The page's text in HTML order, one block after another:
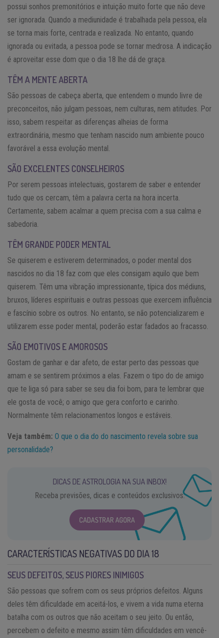
possui sonhos premonitórios e intuição muito forte que não deve
ser ignorada. Quando a mediunidade é trabalhada pela pessoa, ela
se torna mais forte, centrada e realizada. No entanto, quando
ignorada ou evitada, a pessoa pode se tornar medrosa. A indicação
é aproveitar esse dom que o dia 18 lhe dá de graça.
TÊM A MENTE ABERTA
São pessoas de cabeça aberta, que entendem o mundo livre de
preconceitos, não julgam pessoas, nem culturas, nem atitudes. Por
isso, sabem respeitar as diferenças alheias de forma
extraordinária, mesmo que tenham nascido num ambiente pouco
favorável a essa evolução mental.
SÃO EXCELENTES CONSELHEIROS
Por serem pessoas intelectuais, gostarem de saber e entender
tudo que os cercam, têm a palavra certa na hora incerta.
Certamente, sabem acalmar a quem precisa com a sua calma e
sabedoria.
TÊM GRANDE PODER MENTAL
Se quiserem e estiverem determinados, o poder mental dos
nascidos no dia 18 faz com que eles consigam aquilo que bem
quiserem. Têm uma vibração impressionante, típica dos médiuns,
bruxos, líderes espirituais e outras pessoas que exercem influência
e fascínio sobre os outros. No entanto, se não potencializarem e
utilizarem esse poder mental, poderão estar fadados ao fracasso.
SÃO EMOTIVOS E AMOROSOS
Gostam de ganhar e dar afeto, de estar perto das pessoas que
amam e se sentirem próximos a elas. Fazem o tipo do de amigo
que te liga só para saber se seu dia foi bom, para te lembrar que
ele gosta de você; o amigo que gera conforto e carinho.
Normalmente têm relacionamentos longos e estáveis.
Veja também: O que o dia do do nascimento revela sobre sua
personalidade?
DICAS DE ASTROLOGIA NA SUA INBOX!
Receba previsões, dicas e conteúdos exclusivos.
CADASTRAR AGORA
CARACTERÍSTICAS NEGATIVAS DO DIA 18
SEUS DEFEITOS, SEUS PIORES INIMIGOS
São pessoas que sofrem com os seus próprios defeitos. Alguns
deles têm dificuldade em aceitá-los, e vivem a vida numa eterna
batalha com os outros que não aceitam o seu jeito. Ou então,
percebem o defeito e mesmo assim têm dificuldades em vencê-